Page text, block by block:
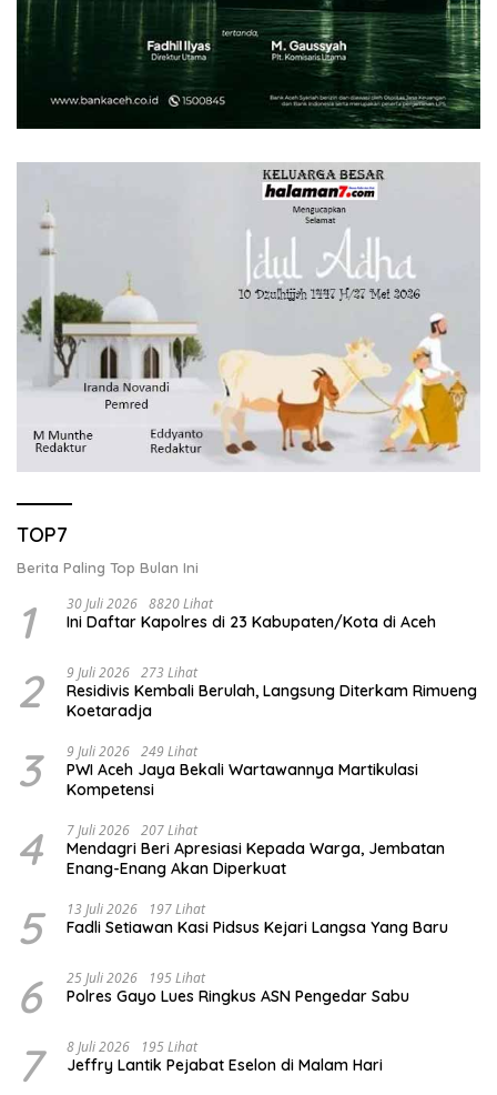
TOP7
Berita Paling Top Bulan Ini
1 30 Juli 2026 8820 Lihat
Ini Daftar Kapolres di 23 Kabupaten/Kota di Aceh
2 9 Juli 2026 273 Lihat
Residivis Kembali Berulah, Langsung Diterkam Rimueng
Koetaradja
3 9 Juli 2026 249 Lihat
PWI Aceh Jaya Bekali Wartawannya Martikulasi
Kompetensi
4 7 Juli 2026 207 Lihat
Mendagri Beri Apresiasi Kepada Warga, Jembatan
Enang-Enang Akan Diperkuat
5 13 Juli 2026 197 Lihat
Fadli Setiawan Kasi Pidsus Kejari Langsa Yang Baru
6 25 Juli 2026 195 Lihat
Polres Gayo Lues Ringkus ASN Pengedar Sabu
7 8 Juli 2026 195 Lihat
Jeffry Lantik Pejabat Eselon di Malam Hari